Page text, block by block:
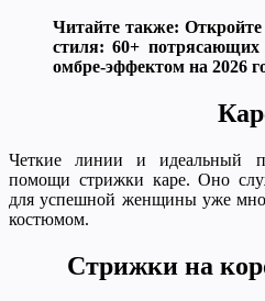
Читайте также:
стиля: 60+
омбре-эффектом на 2026
Четкие линии и идеальный
помощи стрижки каре. Оно
для успешной женщины уже
костюмом.
Стрижки на